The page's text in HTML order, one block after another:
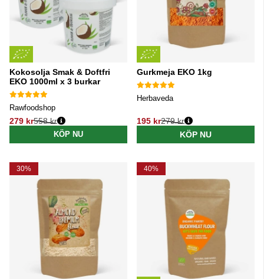
Kokosolja Smak & Doftfri
EKO 1000ml x 3 burkar
Rawfoodshop
279 kr
Ordinarie pris:
558 kr
KÖP NU
Gurkmeja EKO 1kg
Herbaveda
195 kr
Ordinarie pris:
279 kr
KÖP NU
30% 40%